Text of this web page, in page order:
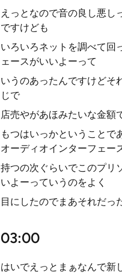
えっとなので音の良し悪し
ですけども
いろいろネットを調べて回
ェースがいいよーって
いうのあったんですけどそ
じで
店売やがあほみたいな金額
もつはいっかということで
オーディオインターフェー
持つの次ぐらいでこのプリ
いよーっていうのをよく
目にしたのでまあそれだっ
03:00
はいでえっとまぁなんで新